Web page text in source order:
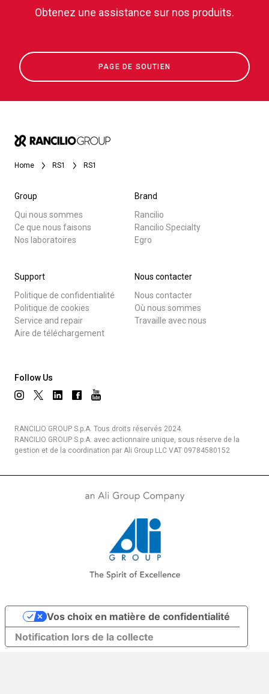
Obtenez une assistance sur nos produits.
PAGE DE SOUTIEN
Home RS1 RS1
Group
Qui nous sommes
Ce que nous faisons
Nos laboratoires
Brand
Rancilio
Rancilio Specialty
Egro
Support
Politique de confidentialité
Politique de cookies
Service and repair
Aire de téléchargement
Nous contacter
Nous contacter
Où nous sommes
Travaille avec nous
Follow Us
RANCILIO GROUP S.p.A. Tous droits réservés 2024.
RANCILIO GROUP S.p.A. avec actionnaire unique, sous réserve de la
gestion et de la coordination par Ali Group LLC VAT 09784580152
Notification lors de la collecte
Vos choix en matière de confidentialité